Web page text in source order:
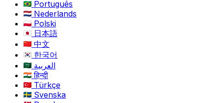
Português
Nederlands
Polski
日本語
中文
한국어
العربية
हिन्दी
Türkçe
Svenska